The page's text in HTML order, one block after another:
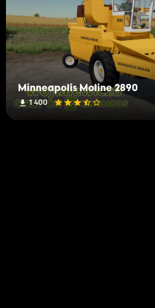
Minneapolis Moline 2890
1 400